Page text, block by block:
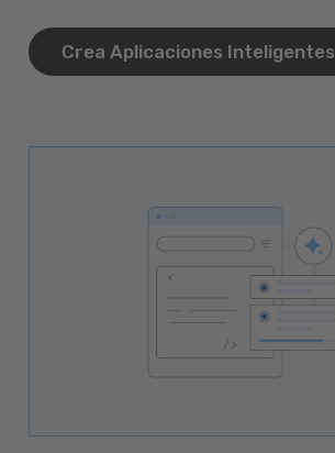
Crea Aplicaciones Inteligentes